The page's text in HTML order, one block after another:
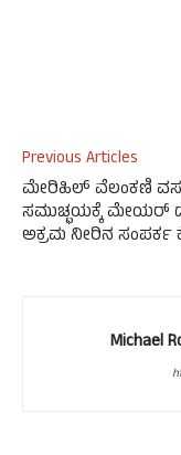
Previous Articles
ಮೇರಿಹಿಲ್ ವೆಲಂಕಣಿ
ಸಮುಚ್ಛಯಕ್ಕೆ ಮೇಯರ್
ಅಕ್ರಮ ನೀರಿನ ಸಂಪರ್ಕ
Michael